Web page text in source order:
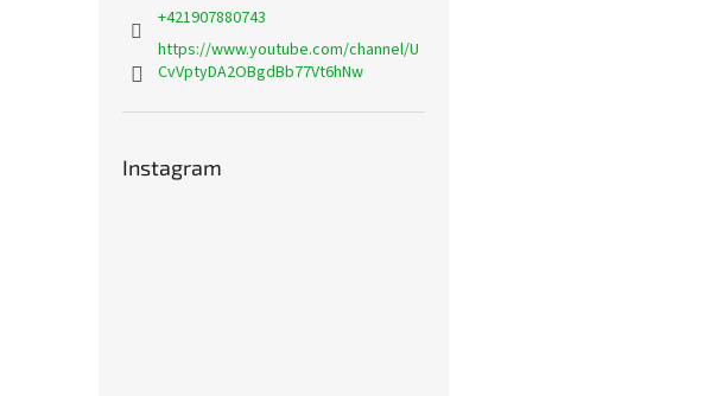
+421907880743
https://www.youtube.com/channel/U
CvVptyDA2OBgdBb77Vt6hNw
Instagram